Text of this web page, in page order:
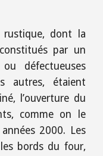
rustique, dont la
par un
défectueuses
autres, étaient
l’ouverture du
comme on le
2000. Les
bords du four,